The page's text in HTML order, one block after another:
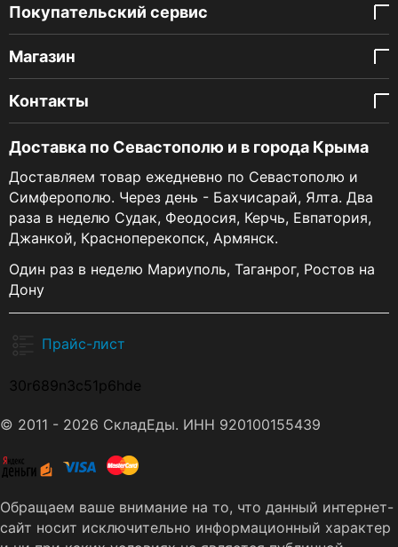
Покупательский сервис
Магазин
Контакты
Доставка по Севастополю и в города Крыма
Доставляем товар ежедневно по Севастополю и
Симферополю. Через день - Бахчисарай, Ялта. Два
раза в неделю Судак, Феодосия, Керчь, Евпатория,
Джанкой, Красноперекопск, Армянск.
Один раз в неделю Мариуполь, Таганрог, Ростов на
Дону
Прайс-лист
30r689n3c51p6hde
© 2011 - 2026 СкладЕды. ИНН 920100155439
Обращаем ваше внимание на то, что данный интернет-
сайт носит исключительно информационный характер